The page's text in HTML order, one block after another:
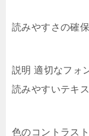
読みやすさの確保
説明 適切なフォ
読みやすいテキ
色のコントラス